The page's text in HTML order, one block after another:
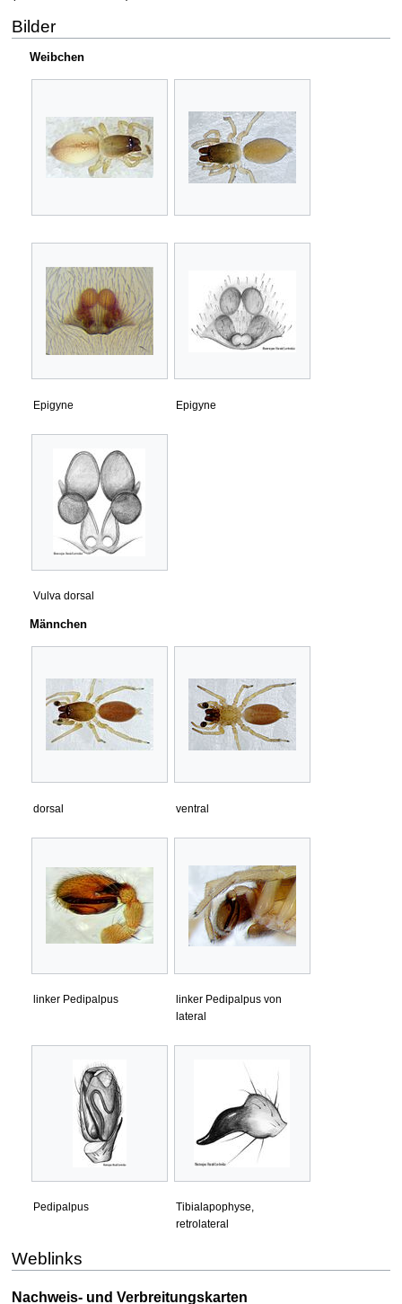
Bilder
Weibchen
Epigyne Epigyne
Vulva dorsal
Männchen
dorsal ventral
linker Pedipalpus
linker Pedipalpus von
lateral
Pedipalpus
Tibialapophyse,
retrolateral
Weblinks
Nachweis- und Verbreitungskarten